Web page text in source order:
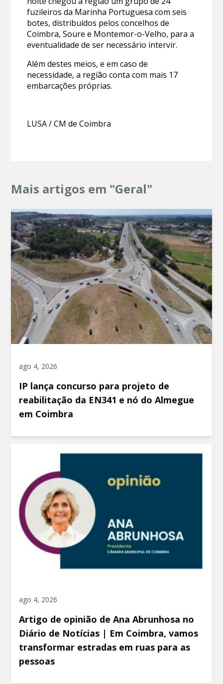
fuzileiros da Marinha Portuguesa com seis
botes, distribuídos pelos concelhos de
Coimbra, Soure e Montemor-o-Velho, para a
eventualidade de ser necessário intervir.
Além destes meios, e em caso de
necessidade, a região conta com mais 17
embarcações próprias.
LUSA / CM de Coimbra
Mais artigos em "Geral"
ago 4, 2026
IP lança concurso para projeto de
reabilitação da EN341 e nó do Almegue
em Coimbra
ago 4, 2026
Artigo de opinião de Ana Abrunhosa no
Diário de Notícias | Em Coimbra, vamos
transformar estradas em ruas para as
pessoas